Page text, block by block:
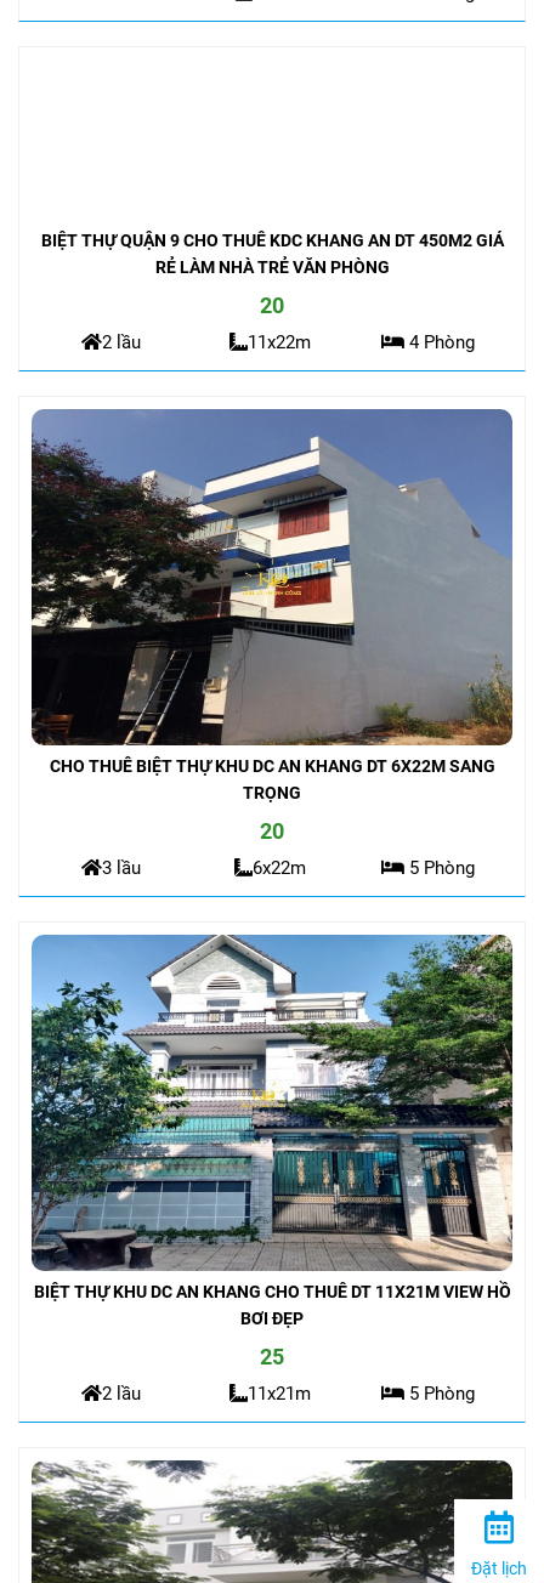
BIỆT THỰ QUẬN 9 CHO THUÊ KDC KHANG AN DT 450M2 GIÁ
RẺ LÀM NHÀ TRẺ VĂN PHÒNG
20
2 lầu 11x22m 4 Phòng
CHO THUÊ BIỆT THỰ KHU DC AN KHANG DT 6X22M SANG
TRỌNG
20
3 lầu 6x22m 5 Phòng
BIỆT THỰ KHU DC AN KHANG CHO THUÊ DT 11X21M VIEW HỒ
BƠI ĐẸP
25
2 lầu 11x21m 5 PhòngĐặt lịch